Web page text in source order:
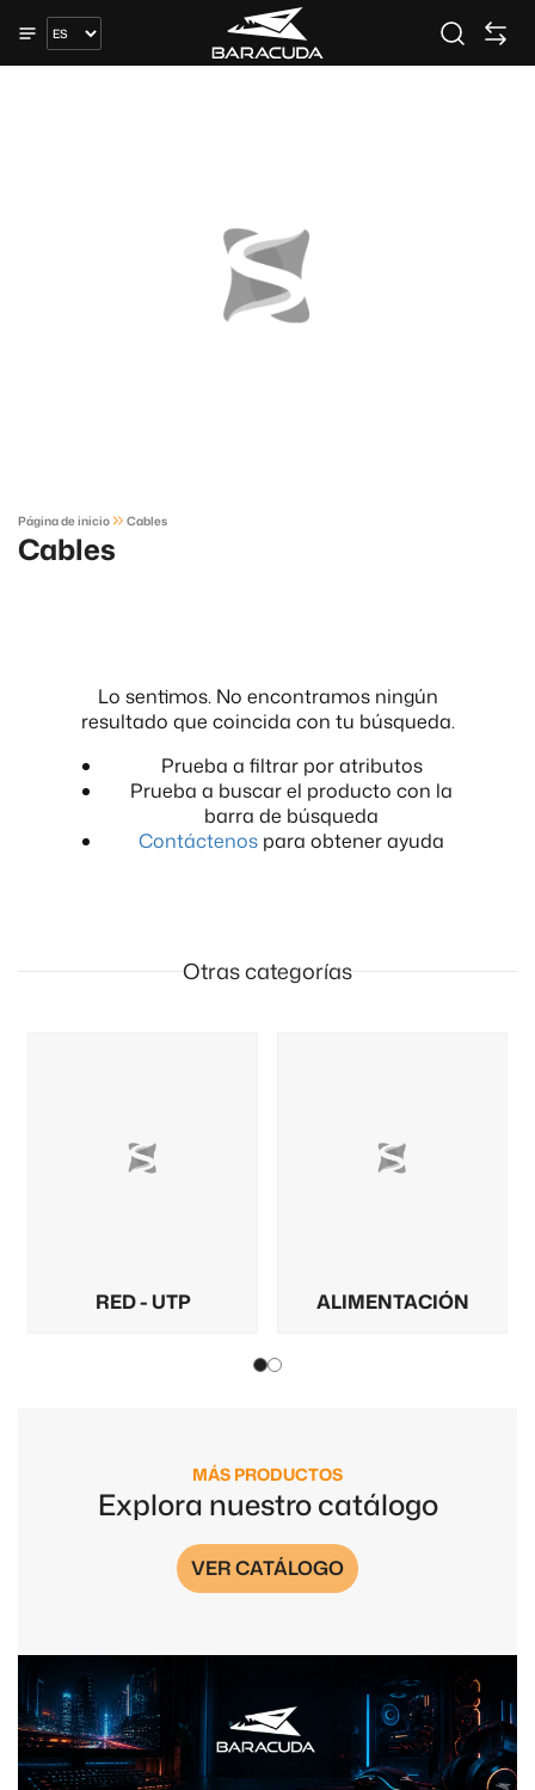
Página de inicio Cables
Cables
Lo sentimos. No encontramos ningún
resultado que coincida con tu búsqueda.
Prueba a filtrar por atributos
Prueba a buscar el producto con la
barra de búsqueda
Contáctenos para obtener ayuda
Otras categorías
RED - UTP ALIMENTACIÓN
MÁS PRODUCTOS
Explora nuestro catálogo
VER CATÁLOGO